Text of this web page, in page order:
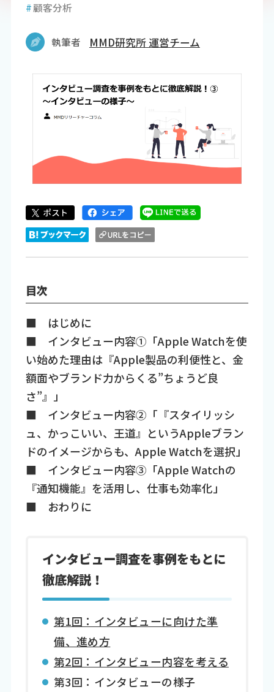
#顧客分析
執筆者 MMD研究所 運営チーム
目次
■ はじめに
■ インタビュー内容①「Apple Watchを使
い始めた理由は『Apple製品の利便性と、金
額面やブランド力からくる”ちょうど良
さ”』」
■ インタビュー内容②「『スタイリッシ
ュ、かっこいい、王道』というAppleブラン
ドのイメージからも、Apple Watchを選択」
■ インタビュー内容③「Apple Watchの
『通知機能』を活用し、仕事も効率化」
■ おわりに
インタビュー調査を事例をもとに
徹底解説！
第1回：インタビューに向けた準
備、進め方
第2回：インタビュー内容を考える
第3回：インタビューの様子